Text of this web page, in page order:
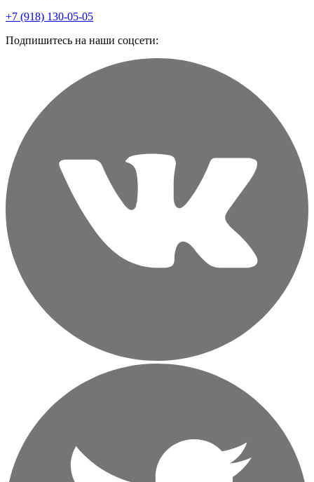
+7 (918) 130-05-05
Подпишитесь на наши соцсети: